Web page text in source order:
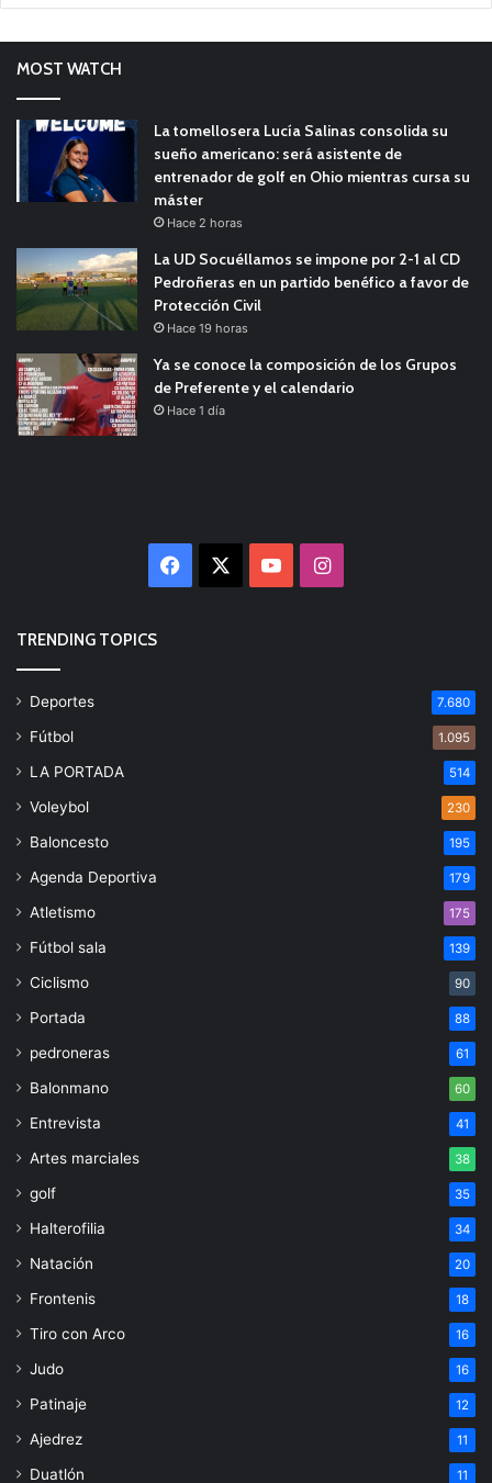
MOST WATCH
La tomellosera Lucía Salinas consolida su
sueño americano: será asistente de
entrenador de golf en Ohio mientras cursa su
máster
Hace 2 horas
La UD Socuéllamos se impone por 2-1 al CD
Pedroñeras en un partido benéfico a favor de
Protección Civil
Hace 19 horas
Ya se conoce la composición de los Grupos
de Preferente y el calendario
Hace 1 día
Facebook YouTubeInstagram
TRENDING TOPICS
Deportes 7.680
Fútbol 1.095
LA PORTADA 514
Voleybol 230
Baloncesto 195
Agenda Deportiva 179
Atletismo 175
Fútbol sala 139
Ciclismo 90
Portada 88
pedroneras 61
Balonmano 60
Entrevista 41
Artes marciales 38
golf 35
Halterofilia 34
Natación 20
Frontenis 18
Tiro con Arco 16
Judo 16
Patinaje 12
Ajedrez 11
Duatlón 11